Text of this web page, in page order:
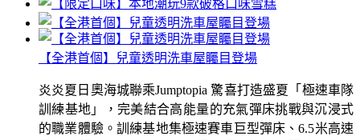
【全港首個】兒童透明洗車屋矚目登場
炎炎夏日奧海城聯乘Jumptopia 驚喜打造盛夏「極速車隊
訓練基地」，完美結合高能量的充氣彈床挑戰與沉浸式
的職業體驗。訓練基地集極速賽車巨型彈床、6.5米高速